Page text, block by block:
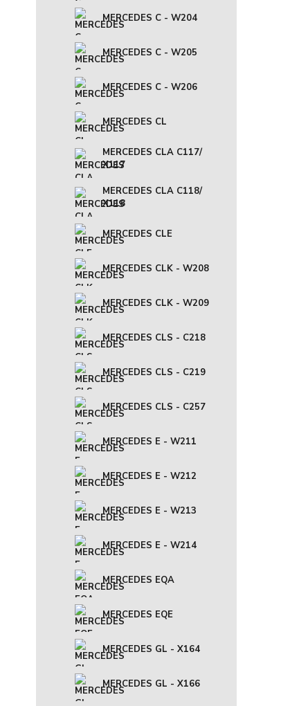
MERCEDES C - W204
MERCEDES C - W205
MERCEDES C - W206
MERCEDES CL
MERCEDES CLA C117/
X117
MERCEDES CLA C118/
X118
MERCEDES CLE
MERCEDES CLK - W208
MERCEDES CLK - W209
MERCEDES CLS - C218
MERCEDES CLS - C219
MERCEDES CLS - C257
MERCEDES E - W211
MERCEDES E - W212
MERCEDES E - W213
MERCEDES E - W214
MERCEDES EQA
MERCEDES EQE
MERCEDES GL - X164
MERCEDES GL - X166